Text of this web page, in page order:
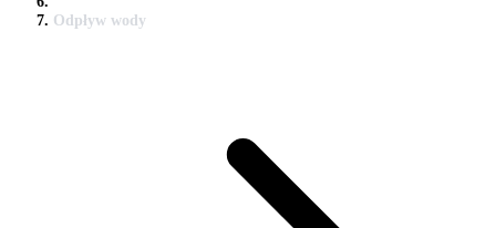
Odpływ wody